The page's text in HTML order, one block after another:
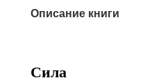
Описание книги
Сила